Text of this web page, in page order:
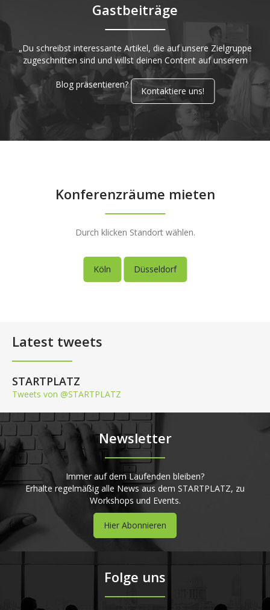
Gastbeiträge
„Du schreibst interessante Artikel, die auf unsere Zielgruppe
zugeschnitten sind und willst deinen Content auf unserem
Blog präsentieren?
Kontaktiere uns!
Konferenzräume mieten
Durch klicken Standort wählen.
Köln Düsseldorf
Latest tweets
STARTPLATZ
Tweets von @STARTPLATZ
Newsletter
Immer auf dem Laufenden bleiben?
Erhalte regelmäßig alle News aus dem STARTPLATZ, zu
Workshops und Events.
Hier Abonnieren
Folge uns